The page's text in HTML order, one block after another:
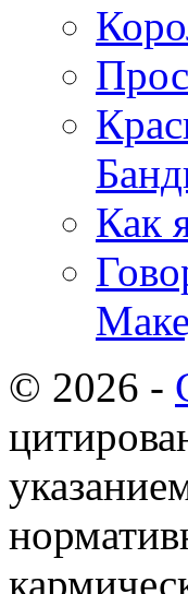
Как
© 2026 -